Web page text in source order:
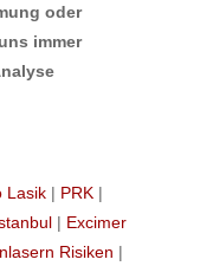
oder
immer
Lasik| PRK|
| Excimer
Risiken |